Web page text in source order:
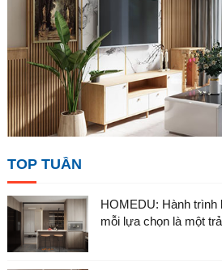
TOP TUẦN
HOMEDU: Hành
mỗi lựa chọn là một